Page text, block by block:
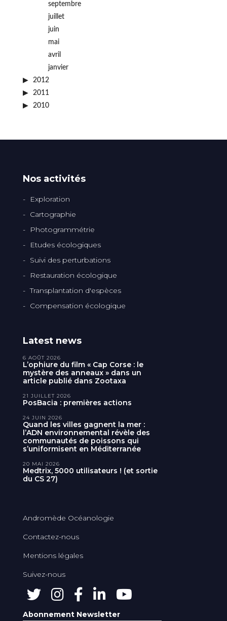
septembre
juillet
juin
mai
avril
janvier
2012
2011
2010
Nos activités
Exploration
Cartographie
Photogrammétrie
Etudes écologiques
Suivi des perturbations
Restauration écologique
Transplantation d'espèces
Compensation écologique
Latest news
L’ophiure du film « Cap Corse : le
mystère des anneaux » dans un
article publié dans Zootaxa
6 AOÛT 2026
PosBacia : premières actions
21 JUILLET 2026
Quand les villes gagnent la mer :
l’ADN environnemental révèle des
communautés de poissons qui
s’uniformisent en Méditerranée
24 JUIN 2026
Medtrix, 5000 utilisateurs ! (et sortie
du CS 27)
20 MAI 2026
Andromède Océanologie
Contactez-nous
Mentions légales
Suivez-nous
Abonnement Newsletter